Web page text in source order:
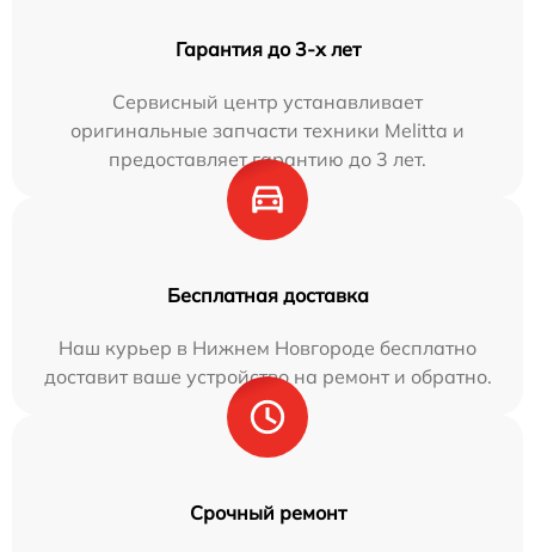
Гарантия до 3-х лет
Сервисный центр устанавливает
оригинальные запчасти техники Melitta и
предоставляет гарантию до 3 лет.
Бесплатная доставка
Наш курьер в Нижнем Новгороде бесплатно
доставит ваше устройство на ремонт и обратно.
Срочный ремонт